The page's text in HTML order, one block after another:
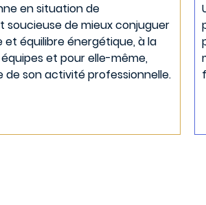
en situation de
soucieuse de mieux conjuguer
équilibre énergétique, à la
et pour elle-même,
de son activité professionnelle.